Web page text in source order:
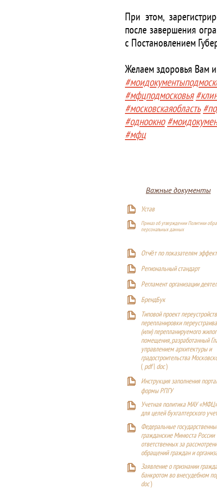
При этом,
после завершения
с Постановлением
Желаем здоровья Вам
#мфцподмосковья
#московскаяобласть
#одноокно
#мфц
Важные документы
Устав
Приказ об утверждении Политики
персональных данных
Отчёт по показателям
Региональный стандарт
Регламент организации
БрендБук
Типовой проект
перепланировки
(или) перепланируемого
помещения, разработанный
управлением архитектуры и
градостроительства
( pdf| doc)
Инструкция заполнения
формы РПГУ
Учетная политика МАУ
для целей бухгалтерского
Федеральные
гражданские Минюста России
ответственных за
обращений граждан и
Заявление о признании
банкротом во внесудебном
doc)